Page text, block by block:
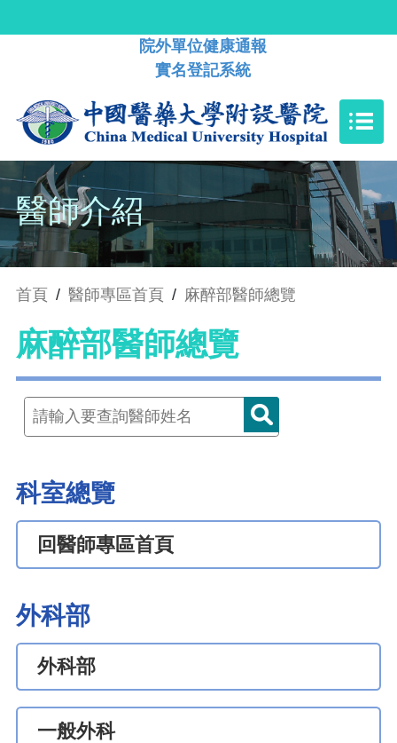
院外單位健康通報
實名登記系統
醫師介紹
首頁 / 醫師專區首頁 / 麻醉部醫師總覽
麻醉部醫師總覽
科室總覽
回醫師專區首頁
外科部
外科部
一般外科